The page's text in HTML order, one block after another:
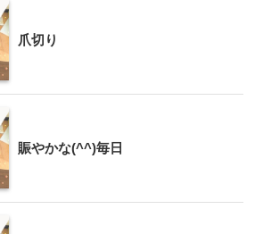
爪切り
賑やかな(^^)毎日